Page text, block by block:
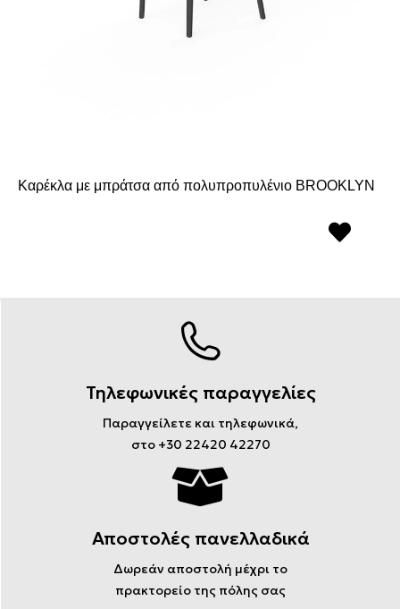
Καρέκλα με μπράτσα από πολυπροπυλένιο BROOKLYN
Τηλεφωνικές παραγγελίες
Παραγγείλετε και τηλεφωνικά,
στο +30 22420 42270
Αποστολές πανελλαδικά
Δωρεάν αποστολή μέχρι το
πρακτορείο της πόλης σας